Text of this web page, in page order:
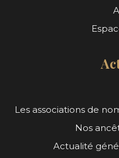
Les associations de
Nos
Actualité